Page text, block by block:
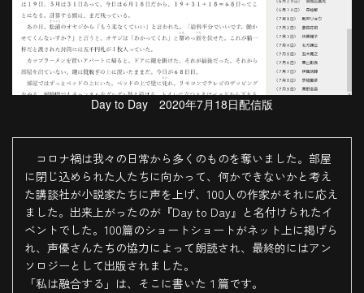
Day to Day 2020年7月18日配信版
コロナ禍は我々の日常から多くのものを奪いました。部屋
に閉じ込められた人たちに向かって、何かできないかと考え
た講談社が小説家たちに声を上げ、100人の作家がそれに応え
ました。出来上がったのが『Day to Day』と名付けられたイ
ベントでした。100篇のショートショートがネット上に掲げら
れ、声優さんたちの協力によって朗読され、最終的にはアン
ソロジーとして出版されました。
「私は融合する」は、そこに書いた１篇です。